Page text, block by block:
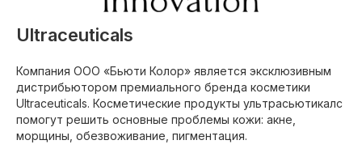
Ultraceuticals
Компания ООО «Бьюти Колор» является эксклюзивным
дистрибьютором премиального бренда косметики
Ultraceuticals. Косметические продукты ультрасьютикалс
помогут решить основные проблемы кожи: акне,
морщины, обезвоживание, пигментация.